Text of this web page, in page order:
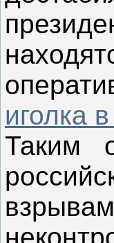
иголка
Таким